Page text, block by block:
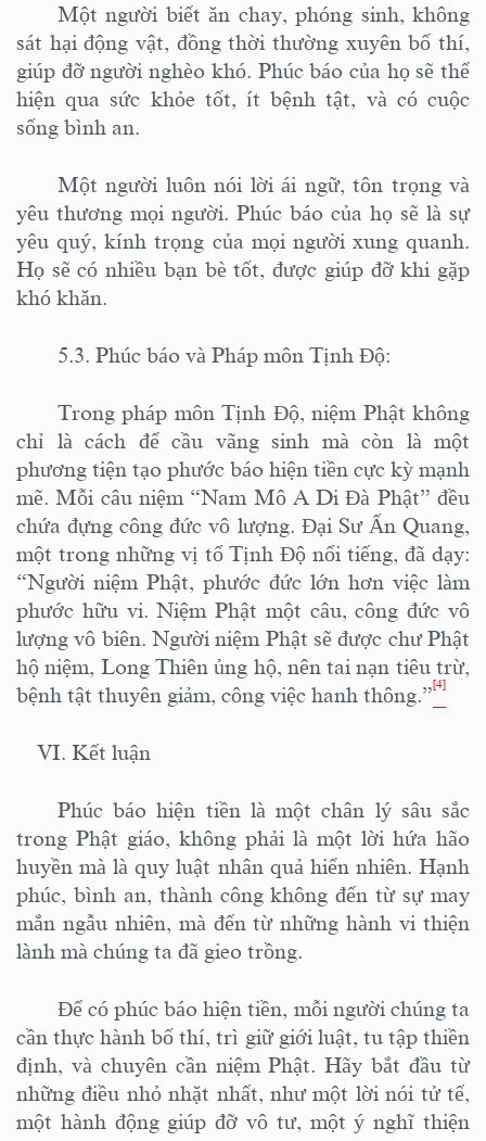
Một người biết ăn chay, phóng sinh, không
sát hại động vật, đồng thời thường xuyên bố thí,
giúp đỡ người nghèo khó. Phúc báo của họ sẽ thể
hiện qua sức khỏe tốt, ít bệnh tật, và có cuộc
sống bình an.
Một người luôn nói lời ái ngữ, tôn trọng và
yêu thương mọi người. Phúc báo của họ sẽ là sự
yêu quý, kính trọng của mọi người xung quanh.
Họ sẽ có nhiều bạn bè tốt, được giúp đỡ khi gặp
khó khăn.
5.3. Phúc báo và Pháp môn Tịnh Độ:
Trong pháp môn Tịnh Độ, niệm Phật không
chỉ là cách để cầu vãng sinh mà còn là một
phương tiện tạo phước báo hiện tiền cực kỳ mạnh
mẽ. Mỗi câu niệm “Nam Mô A Di Đà Phật” đều
chứa đựng công đức vô lượng. Đại Sư Ấn Quang,
một trong những vị tổ Tịnh Độ nổi tiếng, đã dạy:
“Người niệm Phật, phước đức lớn hơn việc làm
phước hữu vi. Niệm Phật một câu, công đức vô
lượng vô biên. Người niệm Phật sẽ được chư Phật
hộ niệm, Long Thiên ủng hộ, nên tai nạn tiêu trừ,
bệnh tật thuyên giảm, công việc hanh thông.”[4]
VI. Kếtluận
Phúc báo hiện tiền là một chân lý sâu sắc
trong Phật giáo, không phải là một lời hứa hão
huyền mà là quy luật nhân quả hiển nhiên. Hạnh
phúc, bình an, thành công không đến từ sự may
mắn ngẫu nhiên, mà đến từ những hành vi thiện
lành mà chúng ta đã gieo trồng.
Để có phúc báo hiện tiền, mỗi người chúng ta
cần thực hành bố thí, trì giữ giới luật, tu tập thiền
định, và chuyên cần niệm Phật. Hãy bắt đầu từ
những điều nhỏ nhặt nhất, như một lời nói tử tế,
một hành động giúp đỡ vô tư, một ý nghĩ thiện